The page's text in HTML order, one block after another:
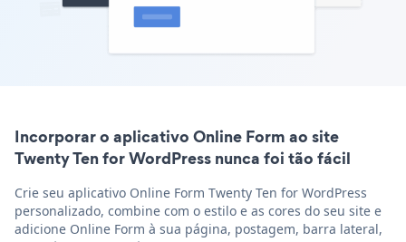
Incorporar o aplicativo Online Form ao site
Twenty Ten for WordPress nunca foi tão fácil
Crie seu aplicativo Online Form Twenty Ten for WordPress
personalizado, combine com o estilo e as cores do seu site e
adicione Online Form à sua página, postagem, barra lateral,